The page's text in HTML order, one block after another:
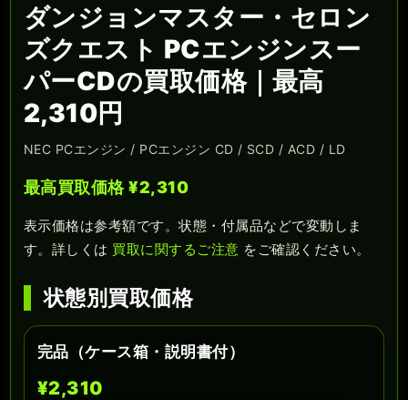
ダンジョンマスター・セロン
ズクエスト PCエンジンスー
パーCDの買取価格｜最高
2,310円
NEC PCエンジン / PCエンジン CD / SCD / ACD / LD
最高買取価格 ¥2,310
表示価格は参考額です。状態・付属品などで変動しま
す。詳しくは 買取に関するご注意 をご確認ください。
状態別買取価格
完品（ケース箱・説明書付）
¥2,310